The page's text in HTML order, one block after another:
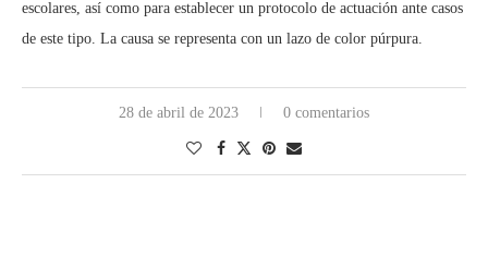
escolares, así como para establecer un protocolo de actuación ante casos
de este tipo. La causa se representa con un lazo de color púrpura.
28 de abril de 2023 0 comentarios